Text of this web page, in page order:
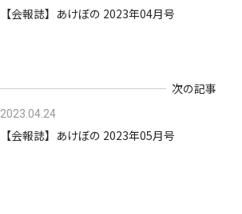
【会報誌】あけぼの 2023年04月号
次の記事
2023.04.24
【会報誌】あけぼの 2023年05月号